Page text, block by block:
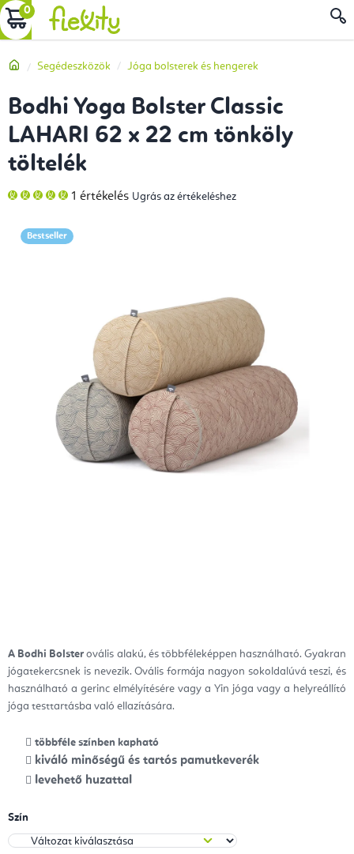
Ugrás
a
tartalomhoz
KOSÁR
Kezdőlap
Segédeszközök Jóga bolsterek és hengerek
A Bodhi Bolster ovális alakú, és többféleképpen használható. Gyakran
jógatekercsnek is nevezik. Ovális formája nagyon sokoldalúvá teszi, és
használható a gerinc elmélyítésére vagy a Yin jóga vagy a helyreállító
jóga testtartásba való ellazítására.
többféle színben kapható
kiváló minőségű és tartós pamutkeverék
levehető huzattal
Szín
Bodhi Yoga Bolster Classic
LAHARI 62 x 22 cm tönköly
töltelék
A
termék
5-
ből
1 értékelés Ugrás az értékeléshez
Bestseller